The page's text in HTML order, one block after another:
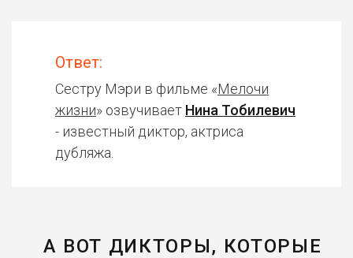
Ответ:
Сестру Мэри в фильме «Мелочи
жизни» озвучивает Нина Тобилевич
- известный диктор, актриса
дубляжа.
А ВОТ ДИКТОРЫ, КОТОРЫЕ